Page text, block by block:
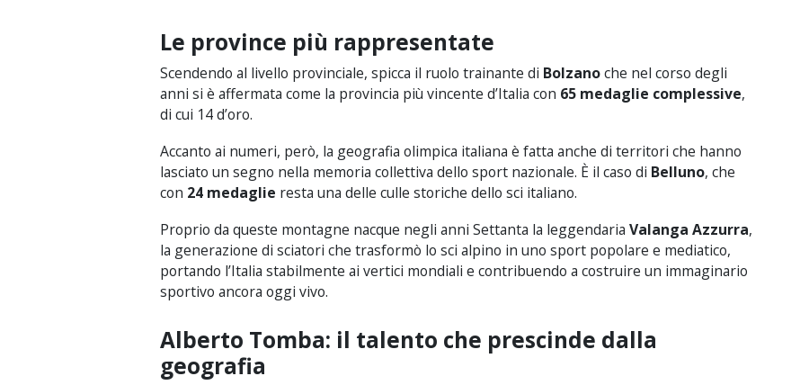
Le province più rappresentate
Scendendo al livello provinciale, spicca il ruolo trainante di Bolzanoche nel corso degli
anni si è affermata come la provincia più vincente d’Italia con 65 medaglie complessive,
di cui 14 d’oro.
Accanto ai numeri, però, la geografia olimpica italiana è fatta anche di territori che hanno
lasciato un segno nella memoria collettiva dello sport nazionale. È il caso di Belluno, che
con 24 medaglie resta una delle culle storiche dello sci italiano.
Proprio da queste montagne nacque negli anni Settanta la leggendaria Valanga Azzurra,
la generazione di sciatori che trasformò lo sci alpino in uno sport popolare e mediatico,
portando l’Italia stabilmente ai vertici mondiali e contribuendo a costruire un immaginario
sportivo ancora oggi vivo.
Alberto Tomba: il talento che prescinde dalla
geografia